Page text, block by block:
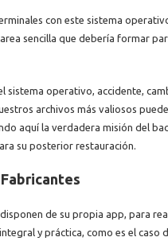
con este sistema
sencilla que debería formar
sistema operativo, accidente,
archivos más valiosos
aquí la verdadera misión del
su posterior restauración.
de su propia app, para
y práctica, como es el caso